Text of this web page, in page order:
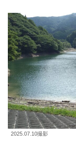
2025.07.10撮影